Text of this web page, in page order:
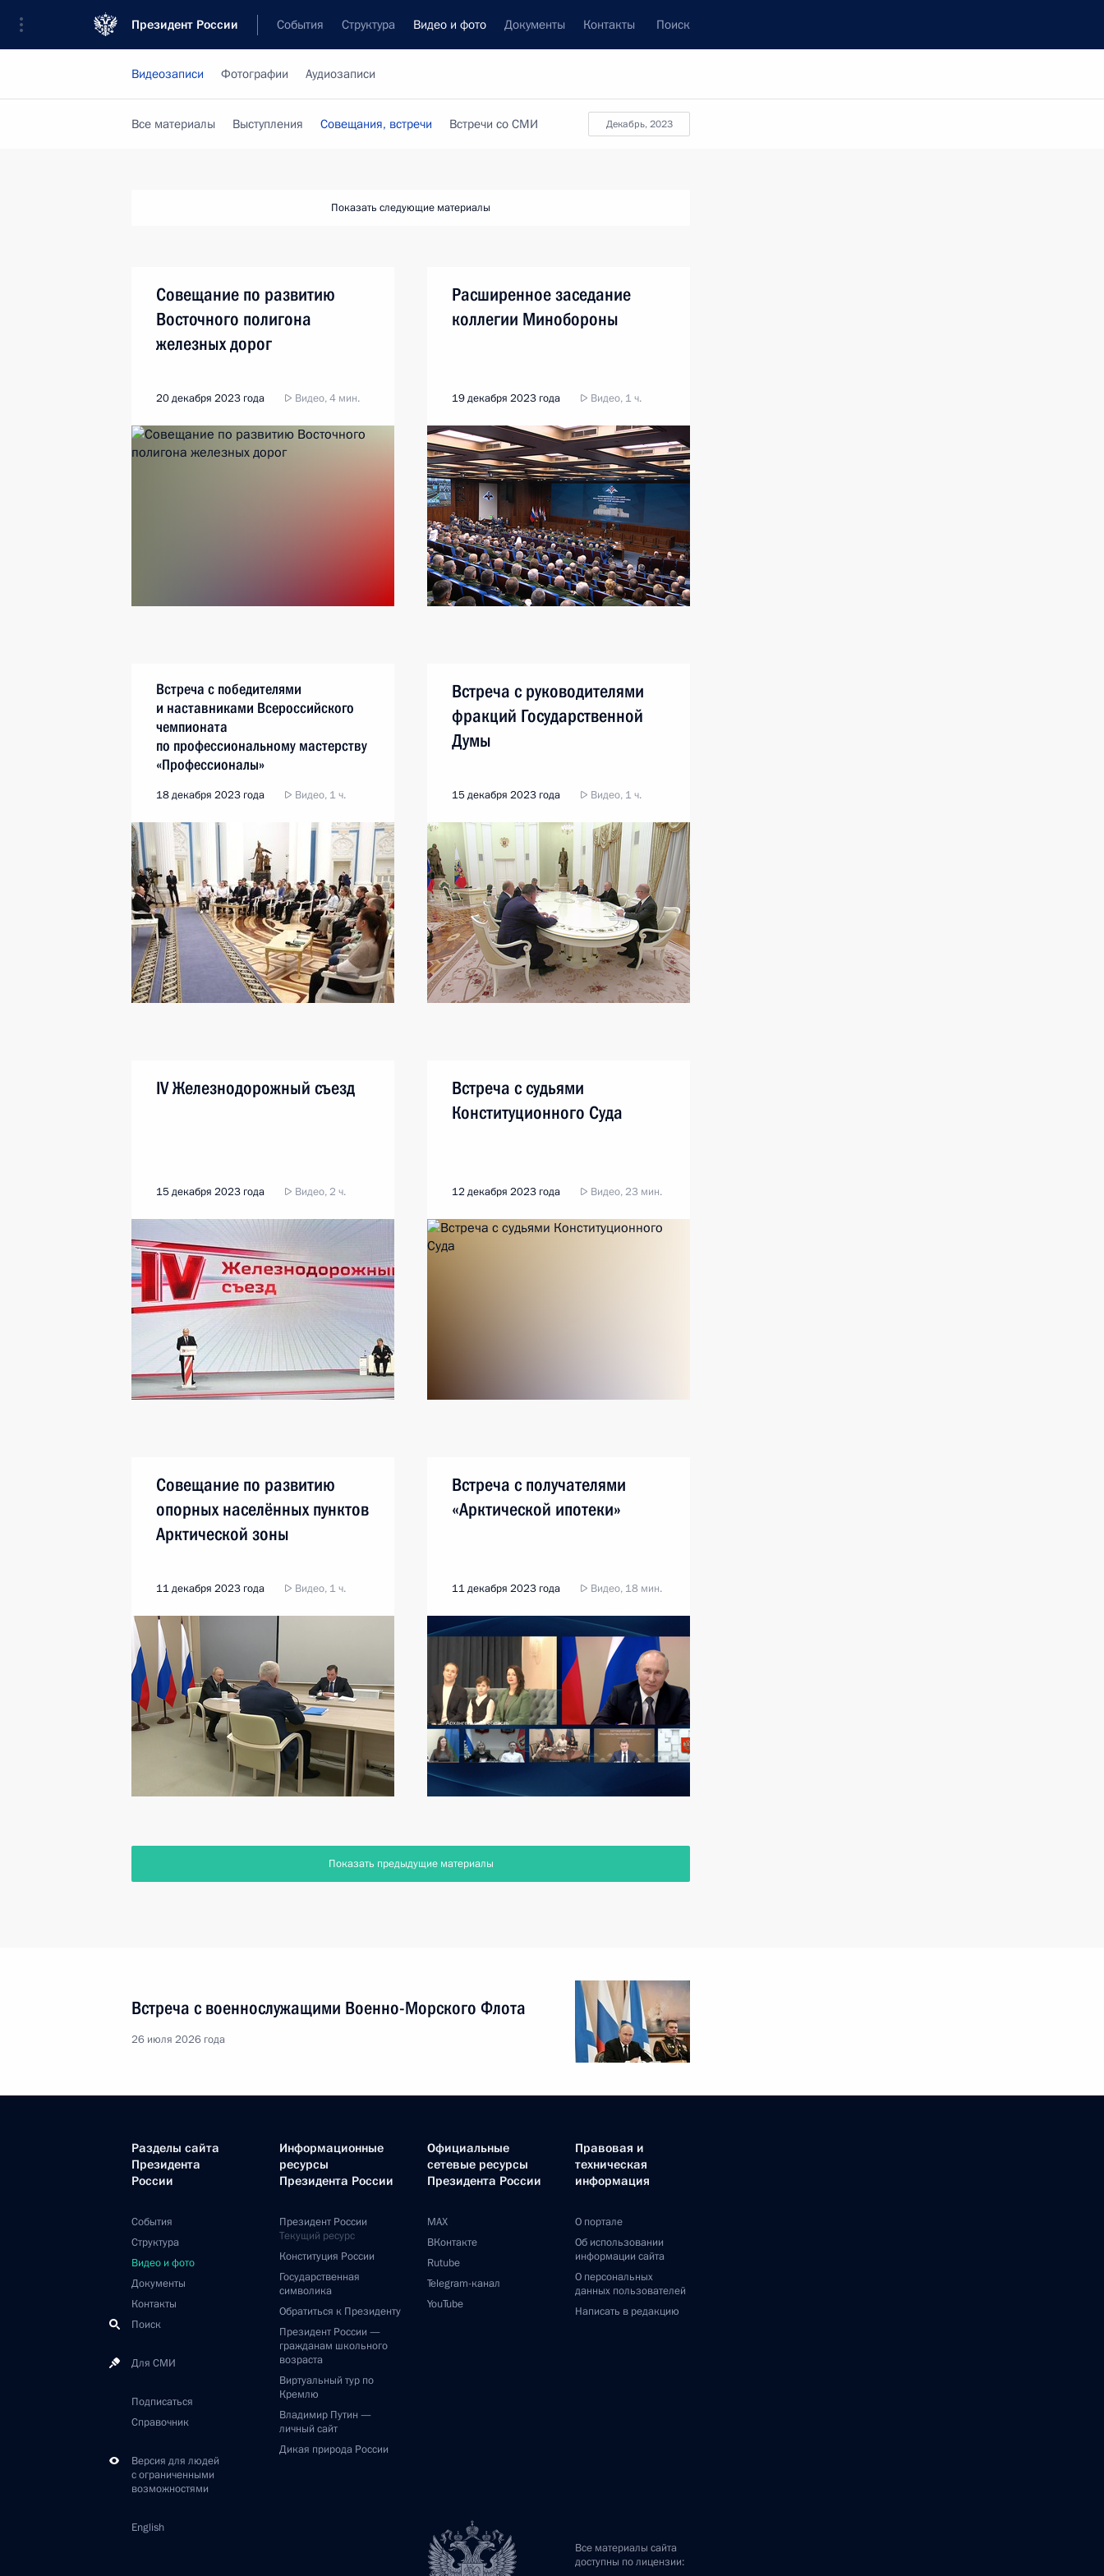
Президент России События Структура Видео и фото Документы Контакты Поиск
Видеозаписи Фотографии Аудиозаписи
декабрь, 2023
Все материалы Выступления Совещания, встречи Встречи со СМИ
Показать следующие материалы
Совещание по развитию
Восточного полигона
железных дорог
20 декабря 2023 года Видео, 4 мин.
Расширенное заседание
коллегии Минобороны
19 декабря 2023 года Видео, 1 ч.
Встреча с победителями
и наставниками Всероссийского
чемпионата
по профессиональному мастерству
«Профессионалы»
18 декабря 2023 года Видео, 1 ч.
Встреча с руководителями
фракций Государственной
Думы
15 декабря 2023 года Видео, 1 ч.
IV Железнодорожный съезд
15 декабря 2023 года Видео, 2 ч.
Встреча с судьями
Конституционного Суда
12 декабря 2023 года Видео, 23 мин.
Совещание по развитию
опорных населённых пунктов
Арктической зоны
11 декабря 2023 года Видео, 1 ч.
Встреча с получателями
«Арктической ипотеки»
11 декабря 2023 года Видео, 18 мин.
Показать предыдущие материалы
Встреча с военнослужащими Военно-Морского Флота
26 июля 2026 года
Разделы сайта
Президента
России
События
Структура
Видео и фото
Документы
Контакты
Поиск
Для СМИ
Подписаться
Справочник
Версия для людей
с ограниченными
возможностями
English
Информационные
ресурсы
Президента России
Президент России
Текущий ресурс
Конституция России
Государственная
символика
Обратиться к Президенту
Президент России —
гражданам школьного
возраста
Виртуальный тур по
Кремлю
Владимир Путин —
личный сайт
Дикая природа России
Официальные
сетевые ресурсы
Президента России
MAX
ВКонтакте
Rutube
Telegram-канал
YouTube
Правовая и
техническая
информация
О портале
Об использовании
информации сайта
О персональных
данных пользователей
Написать в редакцию
Все материалы сайта
доступны по лицензии: